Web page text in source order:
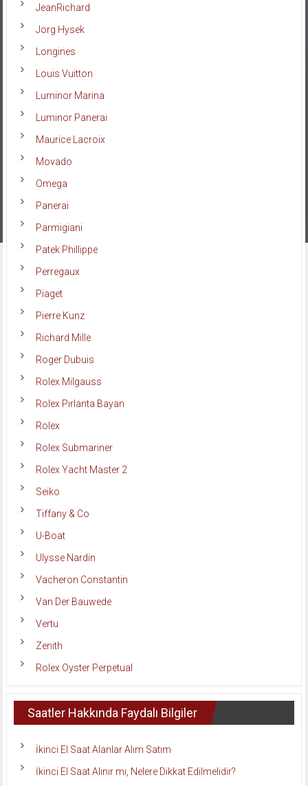
JeanRichard
Jorg Hysek
Longines
Louis Vuitton
Luminor Marina
Luminor Panerai
Maurice Lacroix
Movado
Omega
Panerai
Parmigiani
Patek Phillippe
Perregaux
Piaget
Pierre Kunz
Richard Mille
Roger Dubuis
Rolex Milgauss
Rolex Pırlanta Bayan
Rolex
Rolex Submariner
Rolex Yacht Master 2
Seiko
Tiffany & Co
U-Boat
Ulysse Nardin
Vacheron Constantin
Van Der Bauwede
Vertu
Zenith
Rolex Oyster Perpetual
Saatler Hakkında Faydalı Bilgiler
İkinci El Saat Alanlar Alım Satım
İkinci El Saat Alınır mı, Nelere Dikkat Edilmelidir?